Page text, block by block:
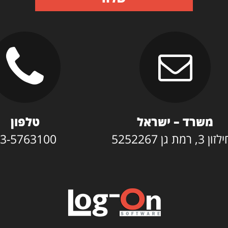
משרד – ישראל
גן 5252267
טלפון
5763100